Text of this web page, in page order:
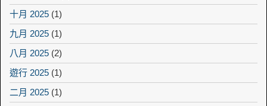
十月 2025 (1)
九月 2025 (1)
八月 2025 (2)
遊行 2025 (1)
二月 2025 (1)